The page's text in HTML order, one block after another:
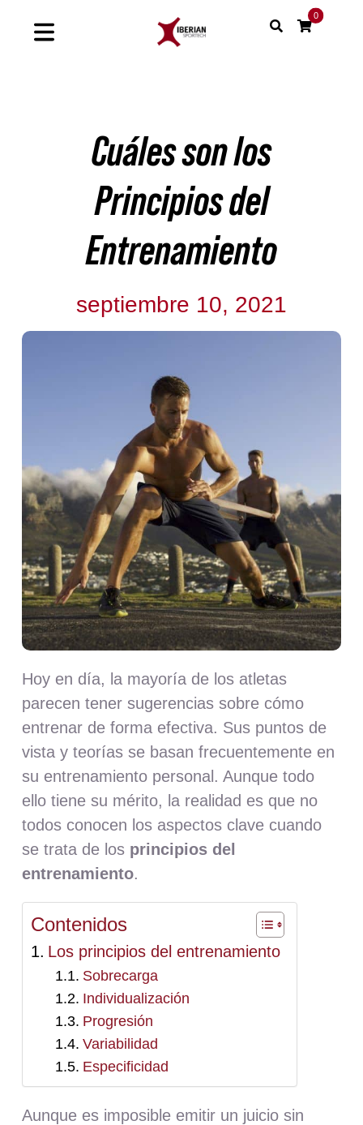
Toggle
0
Cuáles son los
Principios del
Entrenamiento
septiembre 10, 2021
Hoy en día, la mayoría de los atletas
parecen tener sugerencias sobre cómo
entrenar de forma efectiva. Sus puntos de
vista y teorías se basan frecuentemente en
su entrenamiento personal. Aunque todo
ello tiene su mérito, la realidad es que no
todos conocen los aspectos clave cuando
se trata de los principios del
entrenamiento.
Contenidos
Los principios del entrenamiento
Sobrecarga
Individualización
Progresión
Variabilidad
Especificidad
Aunque es imposible emitir un juicio sin